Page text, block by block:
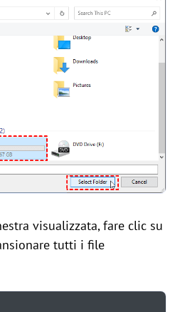
visualizzata, fare clic su
tutti i file